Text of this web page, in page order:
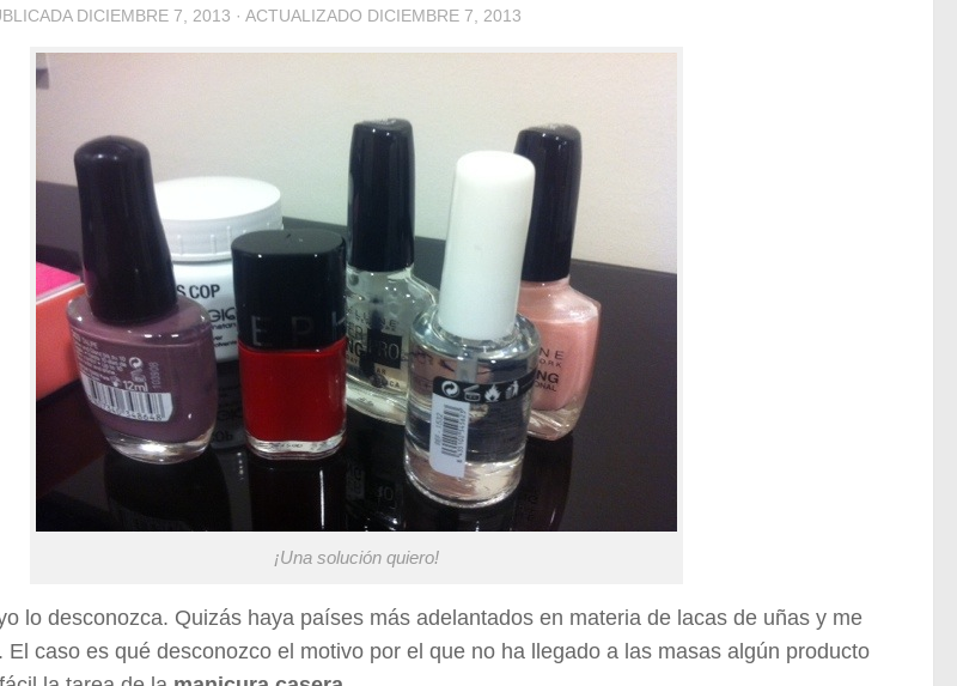
DICIEMBRE 7, 2013 · ACTUALIZADO DICIEMBRE 7, 2013
¡Una solución quiero!
lo desconozca. Quizás haya países más adelantados en materia de lacas de uñas y me
El caso es qué desconozco el motivo por el que no ha llegado a las masas algún producto